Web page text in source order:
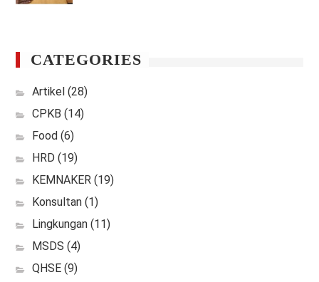
CATEGORIES
Artikel(28)
CPKB (14)
Food(6)
HRD (19)
KEMNAKER (19)
Konsultan(1)
Lingkungan(11)
MSDS (4)
QHSE(9)